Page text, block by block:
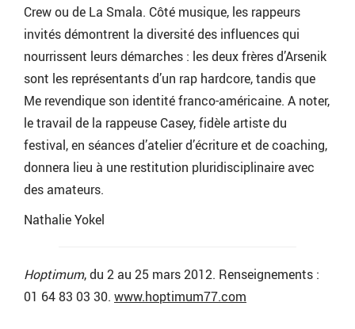
Crew ou de La Smala. Côté musique, les rappeurs
invités démontrent la diversité des influences qui
nourrissent leurs démarches : les deux frères d’Arsenik
sont les représentants d’un rap hardcore, tandis que
Me revendique son identité franco-américaine. A noter,
le travail de la rappeuse Casey, fidèle artiste du
festival, en séances d’atelier d’écriture et de coaching,
donnera lieu à une restitution pluridisciplinaire avec
des amateurs.
Nathalie Yokel
Hoptimum, du 2 au 25 mars 2012. Renseignements :
01 64 83 03 30. www.hoptimum77.com